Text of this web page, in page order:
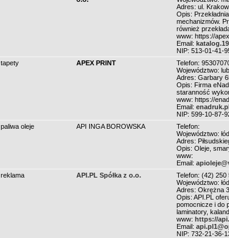
Adres: ul.
Opis:
mechanizmów.
również
www: https://
Email:
NIP: 513-01-41-
tapety
APEX PRINT
Telefon:
Województwo:
Adres: Garbary
Opis: Firma
staranność
www: https://
Email:
NIP: 599-10-87-
paliwa oleje
API INGA BOROWSKA
Telefon:
Województwo:
Adres:
Opis: Oleje,
www:
Email:
reklama
API.PL Spółka z o.o.
Telefon: (42) 250
Województwo:
Adres: Okrężna
Opis: API.PL
pomocnicze i do
laminatory,
www: https://
Email:
NIP: 732-21-36-